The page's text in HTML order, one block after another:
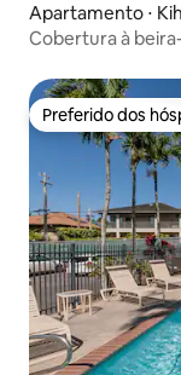
Apartamento ⋅
Cobertura à
Preferido dos
Preferido dos